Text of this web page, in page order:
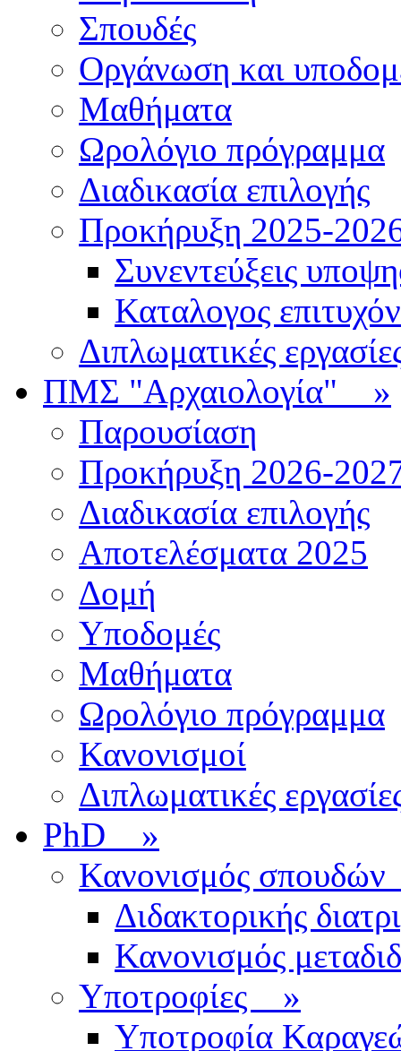
Σπουδές
Οργάνωση και
Μαθήματα
Ωρολόγιο πρόγραμμα
Διαδικασία επιλογής
Πρoκήρυξη 2025-
Συνεντεύξεις
Καταλογος
Διπλωματικές
ΠΜΣ "Αρχαιολογία" »
Παρουσίαση
Προκήρυξη 2026-
Διαδικασία επιλογής
Αποτελέσματα 2025
Δομή
Υποδομές
Μαθήματα
Ωρολόγιο πρόγραμμα
Κανονισμοί
Διπλωματικές
PhD »
Κανονισμός
Διδακτορικής
Κανονισμός
Υποτροφίες »
Υποτροφία